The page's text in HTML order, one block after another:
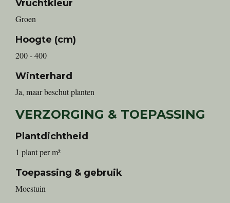
Vruchtkleur
Groen
Hoogte (cm)
200 - 400
Winterhard
Ja, maar beschut planten
VERZORGING & TOEPASSING
Plantdichtheid
1 plant per m²
Toepassing & gebruik
Moestuin